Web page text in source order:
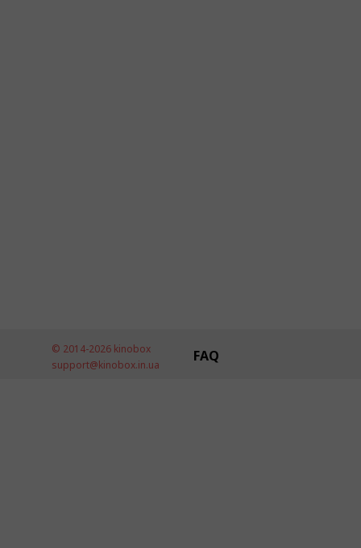
© 2014-2026 kinobox
support@kinobox.in.ua
FAQ